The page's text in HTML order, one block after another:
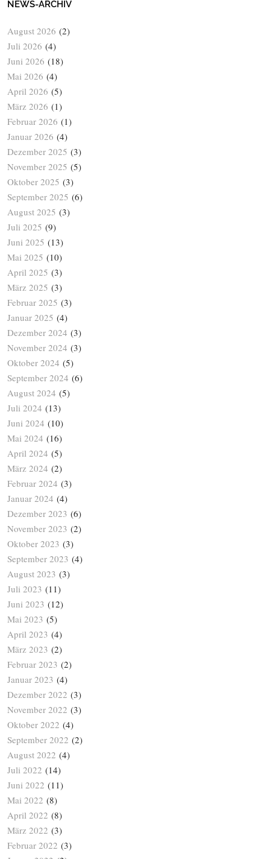
NEWS-ARCHIV
August 2026 (2)
Juli 2026 (4)
Juni 2026 (18)
Mai 2026 (4)
April 2026 (5)
März 2026 (1)
Februar 2026 (1)
Januar 2026 (4)
Dezember 2025 (3)
November 2025 (5)
Oktober 2025 (3)
September 2025 (6)
August 2025 (3)
Juli 2025 (9)
Juni 2025 (13)
Mai 2025 (10)
April 2025 (3)
März 2025 (3)
Februar 2025 (3)
Januar 2025 (4)
Dezember 2024 (3)
November 2024 (3)
Oktober 2024 (5)
September 2024 (6)
August 2024 (5)
Juli 2024 (13)
Juni 2024 (10)
Mai 2024 (16)
April 2024 (5)
März 2024 (2)
Februar 2024 (3)
Januar 2024 (4)
Dezember 2023 (6)
November 2023 (2)
Oktober 2023 (3)
September 2023 (4)
August 2023 (3)
Juli 2023 (11)
Juni 2023 (12)
Mai 2023 (5)
April 2023 (4)
März 2023 (2)
Februar 2023 (2)
Januar 2023 (4)
Dezember 2022 (3)
November 2022 (3)
Oktober 2022 (4)
September 2022 (2)
August 2022 (4)
Juli 2022 (14)
Juni 2022 (11)
Mai 2022 (8)
April 2022 (8)
März 2022 (3)
Februar 2022 (3)